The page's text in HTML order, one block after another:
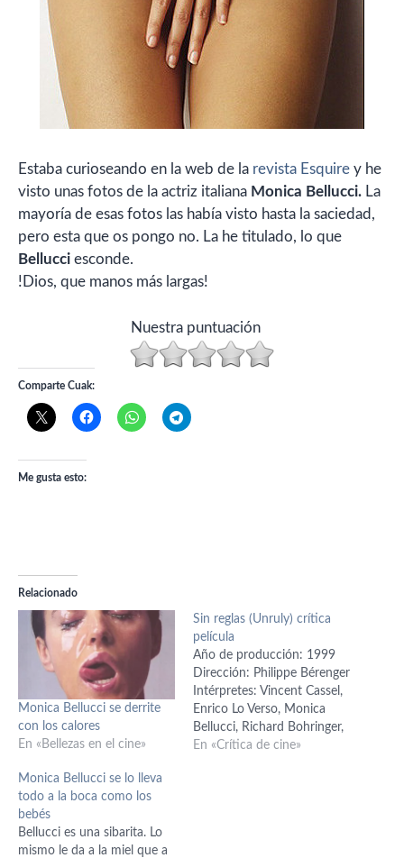
Estaba curioseando en la web de la revista Esquire y he
visto unas fotos de la actriz italiana Monica Bellucci. La
mayoría de esas fotos las había visto hasta la saciedad,
pero esta que os pongo no. La he titulado, lo que
Bellucci esconde.
!Dios, que manos más largas!
Nuestra puntuación
Comparte Cuak:
Me gusta esto:
Relacionado
Monica Bellucci se derrite
con los calores
En «Bellezas en el cine»
Sin reglas (Unruly) crítica
película
Año de producción: 1999
Dirección: Philippe Bérenger
Intérpretes: Vincent Cassel,
Enrico Lo Verso, Monica
Bellucci, Richard Bohringer,
Luc Palun, Gilbert Melki.
En «Crítica de cine»
Monica Bellucci se lo lleva
todo a la boca como los
bebés
Bellucci es una sibarita. Lo
mismo le da a la miel que a